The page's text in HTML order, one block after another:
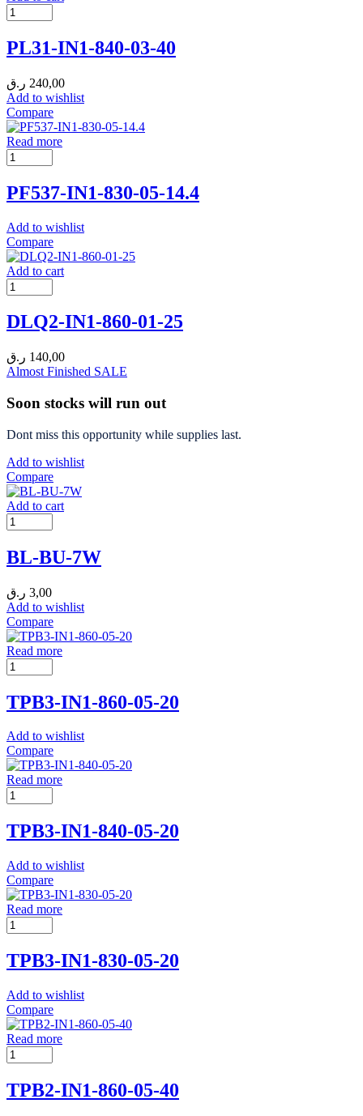
PL31-IN1-840-03-40
240,00 ر.ق
Add to wishlist
Compare
Read more
PF537-IN1-830-05-14.4
Add to wishlist
Compare
Add to cart
DLQ2-IN1-860-01-25
140,00 ر.ق
Almost Finished SALE
Soon stocks will run out
Dont miss this opportunity while supplies last.
Add to wishlist
Compare
Add to cart
BL-BU-7W
3,00 ر.ق
Add to wishlist
Compare
Read more
TPB3-IN1-860-05-20
Add to wishlist
Compare
Read more
TPB3-IN1-840-05-20
Add to wishlist
Compare
Read more
TPB3-IN1-830-05-20
Add to wishlist
Compare
Read more
TPB2-IN1-860-05-40